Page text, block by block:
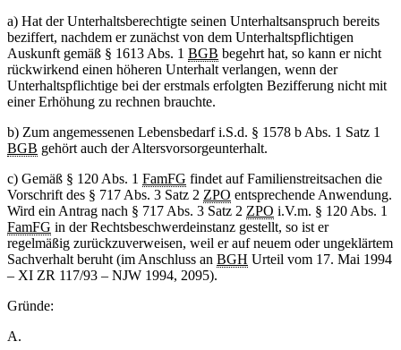
a) Hat der Unterhaltsberechtigte seinen Unterhaltsanspruch bereits
beziffert, nachdem er zunächst von dem Unterhaltspflichtigen
Auskunft gemäß § 1613 Abs. 1 BGB begehrt hat, so kann er nicht
rückwirkend einen höheren Unterhalt verlangen, wenn der
Unterhaltspflichtige bei der erstmals erfolgten Bezifferung nicht mit
einer Erhöhung zu rechnen brauchte.
b) Zum angemessenen Lebensbedarf i.S.d. § 1578 b Abs. 1 Satz 1
BGB gehört auch der Altersvorsorgeunterhalt.
c) Gemäß § 120 Abs. 1 FamFG findet auf Familienstreitsachen die
Vorschrift des § 717 Abs. 3 Satz 2 ZPO entsprechende Anwendung.
Wird ein Antrag nach § 717 Abs. 3 Satz 2 ZPO i.V.m. § 120 Abs. 1
FamFG in der Rechtsbeschwerdeinstanz gestellt, so ist er
regelmäßig zurückzuverweisen, weil er auf neuem oder ungeklärtem
Sachverhalt beruht (im Anschluss an BGH Urteil vom 17. Mai 1994
– XI ZR 117/93 – NJW 1994, 2095).
Gründe:
A.